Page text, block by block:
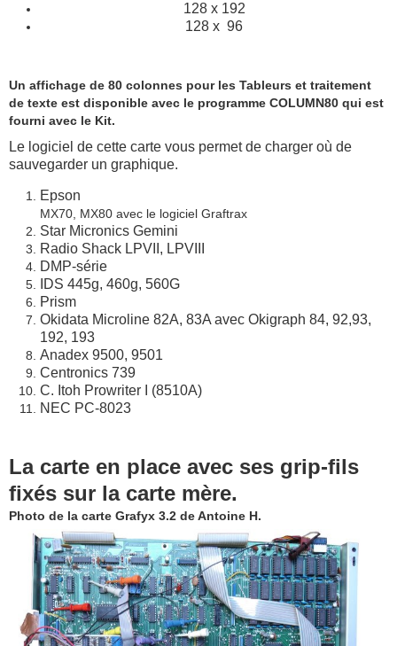
128 x 192
128 x 96
Un affichage de 80 colonnes pour les Tableurs et traitement
de texte est disponible avec le programme COLUMN80 qui est
fourni avec le Kit.
Le logiciel de cette carte vous permet de charger où de
sauvegarder un graphique.
Epson
MX70, MX80 avec le logiciel Graftrax
Star Micronics Gemini
Radio Shack LPVII, LPVIII
DMP-série
IDS 445g, 460g, 560G
Prism
Okidata Microline 82A, 83A avec Okigraph 84, 92,93,
192, 193
Anadex 9500, 9501
Centronics 739
C. Itoh Prowriter I (8510A)
NEC PC-8023
La carte en place avec ses grip-fils
fixés sur la carte mère.
Photo de la carte Grafyx 3.2 de Antoine H.